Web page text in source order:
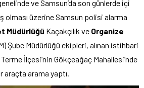
ve Samsun’da son günlerde içi
olması üzerine Samsun polisi alarma
Müdürlüğü Kaçakçılık ve Organize
Şube Müdürlüğü ekipleri, alınan istihbari
İlçesi’nin Gökçeağaç Mahallesi’nde
araçta arama yaptı.